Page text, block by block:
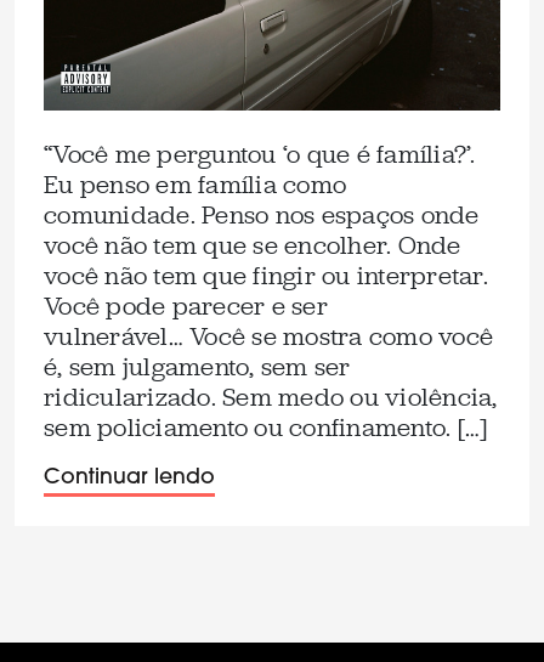
“Você me perguntou ‘o que é família?’.
Eu penso em família como
comunidade. Penso nos espaços onde
você não tem que se encolher. Onde
você não tem que fingir ou interpretar.
Você pode parecer e ser
vulnerável… Você se mostra como você
é, sem julgamento, sem ser
ridicularizado. Sem medo ou violência,
sem policiamento ou confinamento. […]
Continuar lendo